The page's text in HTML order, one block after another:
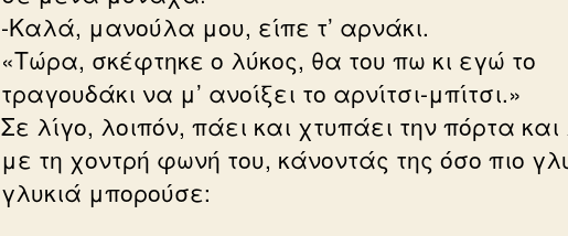
-Καλά, μανούλα μου, είπε τ’ αρνάκι.
«Τώρα, σκέφτηκε ο λύκος, θα του πω κι εγώ το
τραγουδάκι να μ’ ανοίξει το αρνίτσι-μπίτσι.»
Σε λίγο, λοιπόν, πάει και χτυπάει την πόρτα και
με τη χοντρή φωνή του, κάνοντάς της όσο πιο
γλυκιά μπορούσε: